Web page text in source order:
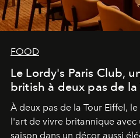
FOOD
Le Lordy's Paris Club,
british à deux pas de la
À deux pas de la Tour Eiffel,
l'art de vivre britannique
saison dans un décor aussi